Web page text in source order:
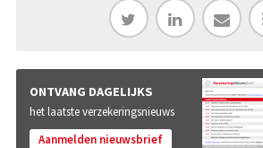
ONTVANG DAGELIJKS
het laatste verzekeringsnieuws
Aanmelden nieuwsbrief